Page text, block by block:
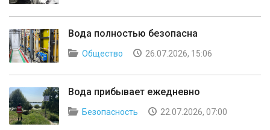
Вода полностью безопасна
Общество 26.07.2026, 15:06
Вода прибывает ежедневно
Безопасность 22.07.2026, 07:00